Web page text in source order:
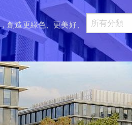
創造更綠色、更美好、